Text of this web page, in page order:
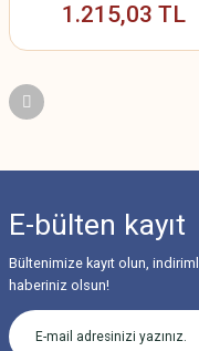
1.215,03 TL
E-bülten kayıt
Bültenimize kayıt olun,
haberiniz olsun!